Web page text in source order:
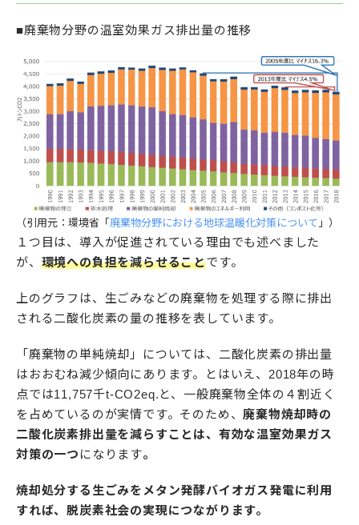
■廃棄物分野の温室効果ガス排出量の推移
（引用元：環境省「 廃棄物分野における地球温暖化対策について 」）
１つ目は、導入が促進されている理由でも述べました
が、 環境への負担を減らせることです。
上のグラフは、生ごみなどの廃棄物を処理する際に排出
される二酸化炭素の量の推移を表しています。
「廃棄物の単純焼却」については、二酸化炭素の排出量
はおおむね減少傾向にあります。とはいえ、2018年の時
点では11,757千t-CO2eq.と、一般廃棄物全体の４割近く
を占めているのが実情です。そのため、廃棄物焼却時の
二酸化炭素排出量を減らすことは、有効な温室効果ガス
対策の一つ になります。
焼却処分する生ごみをメタン発酵バイオガス発電に利用
すれば、脱炭素社会の実現につながります。